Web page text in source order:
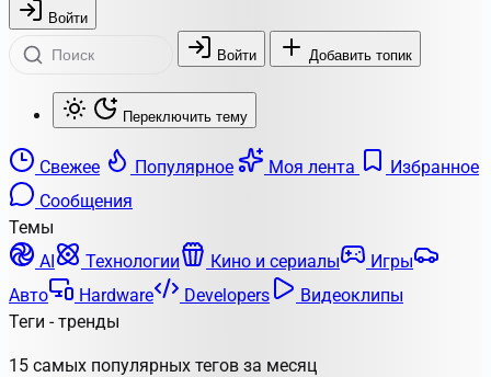
Войти
Войти Добавить топик
Переключить тему
Свежее Популярное Моя лента
Избранное
Сообщения
Темы
AI
Технологии Кино и сериалы
Игры
Авто
Hardware Developers
Видеоклипы
Теги - тренды
15 самых популярных тегов за месяц